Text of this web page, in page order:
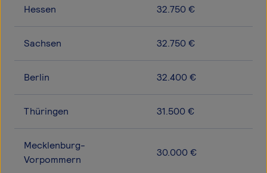
Hessen 32.750 €
Sachsen 32.750 €
Berlin 32.400 €
Thüringen 31.500 €
Mecklenburg-
Vorpommern
30.000 €